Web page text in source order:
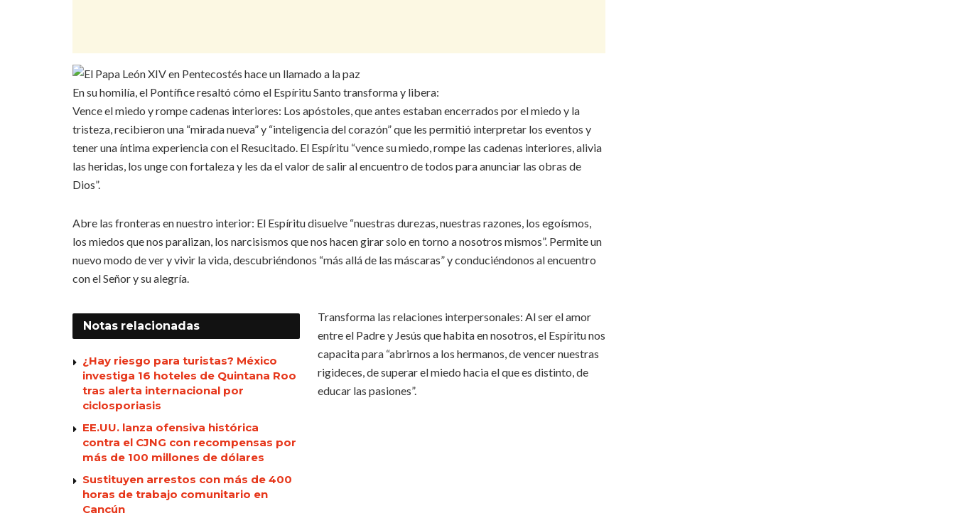
En su homilía, el Pontífice resaltó cómo el Espíritu Santo transforma y libera:
Vence el miedo y rompe cadenas interiores: Los apóstoles, que antes estaban encerrados por el miedo y la
tristeza, recibieron una “mirada nueva” y “inteligencia del corazón” que les permitió interpretar los eventos y
tener una íntima experiencia con el Resucitado. El Espíritu “vence su miedo, rompe las cadenas interiores, alivia
las heridas, los unge con fortaleza y les da el valor de salir al encuentro de todos para anunciar las obras de
Dios”.
Abre las fronteras en nuestro interior: El Espíritu disuelve “nuestras durezas, nuestras razones, los egoísmos,
los miedos que nos paralizan, los narcisismos que nos hacen girar solo en torno a nosotros mismos”. Permite un
nuevo modo de ver y vivir la vida, descubriéndonos “más allá de las máscaras” y conduciéndonos al encuentro
con el Señor y su alegría.
Notas relacionadas
¿Hay riesgo para turistas? México
investiga 16 hoteles de Quintana Roo
tras alerta internacional por
ciclosporiasis
EE.UU. lanza ofensiva histórica
contra el CJNG con recompensas por
más de 100 millones de dólares
Sustituyen arrestos con más de 400
horas de trabajo comunitario en
Cancún
Transforma las relaciones interpersonales: Al ser el amor
entre el Padre y Jesús que habita en nosotros, el Espíritu nos
capacita para “abrirnos a los hermanos, de vencer nuestras
rigideces, de superar el miedo hacia el que es distinto, de
educar las pasiones”.